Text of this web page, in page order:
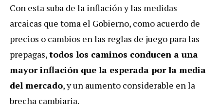
Con esta suba de la inflación y las medidas
arcaicas que toma el Gobierno, como acuerdo de
precios o cambios en las reglas de juego para las
prepagas,todos los caminos conducen a una
mayor inflación que la esperada por la media
del mercado, y un aumento considerable en la
brecha cambiaria.